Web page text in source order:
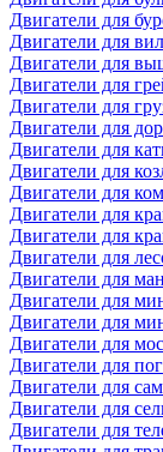
Двигатели для
Двигатели для
Двигатели для
Двигатели для
Двигатели для
Двигатели для
Двигатели для
Двигатели для
Двигатели для
Двигатели для
Двигатели для
Двигатели для
Двигатели для
Двигатели для
Двигатели для
Двигатели для
Двигатели для
Двигатели для
Двигатели для
Двигатели для